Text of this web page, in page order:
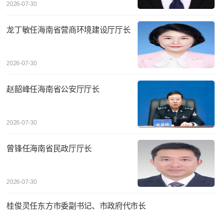
2026-07-30
龙丁敏任海南省营商环境建设厅厅长
2026-07-30
赵韶峰任海南省公安厅厅长
2026-07-30
曾锋任海南省民政厅厅长
2026-07-30
桂俊灵任东方市委副书记、市政府代市长